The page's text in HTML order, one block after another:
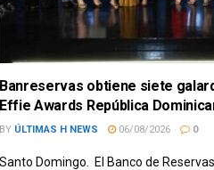
Banreservas obtiene siete
Effie Awards República
BY ÚLTIMAS H NEWS 06/08/2026 0
Santo Domingo. El Banco de